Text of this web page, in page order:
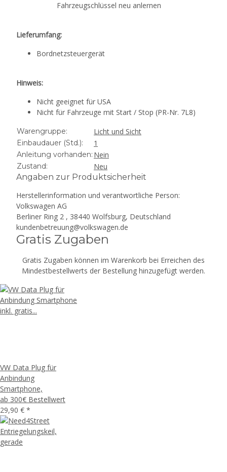
Fahrzeugschlüssel neu anlernen
Lieferumfang:
Bordnetzsteuergerät
Hinweis:
Nicht geeignet für USA
Nicht für Fahrzeuge mit Start / Stop (PR-Nr. 7L8)
Warengruppe: Licht und Sicht
Einbaudauer (Std.): 1
Anleitung vorhanden: Nein
Zustand:
Neu
Angaben zur Produktsicherheit
Herstellerinformation und verantwortliche Person:
Volkswagen AG
Berliner Ring 2 , 38440 Wolfsburg, Deutschland
kundenbetreuung@volkswagen.de
Gratis Zugaben
Gratis Zugaben können im Warenkorb bei Erreichen des
Mindestbestellwerts der Bestellung hinzugefügt werden.
VW Data Plug für
Anbindung
Smartphone,
ab 300€ Bestellwert
29,90 € *